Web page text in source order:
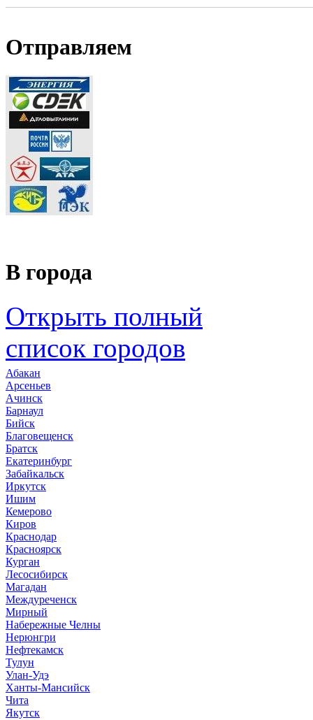
Отправляем
В города
Открыть полный
список городов
Абакан
Арсеньев
Ачинск
Барнаул
Бийск
Благовещенск
Братск
Екатеринбург
Забайкальск
Иркутск
Ишим
Кемерово
Киров
Краснодар
Красноярск
Курган
Лесосибирск
Магадан
Междуреченск
Мирный
Набережные Челны
Нерюнгри
Нефтекамск
Тулун
Улан-Удэ
Ханты-Мансийск
Чита
Якутск